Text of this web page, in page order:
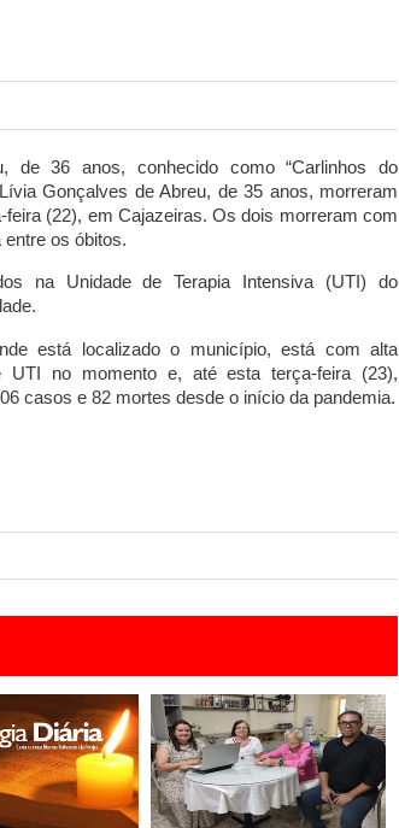
de 36 anos, conhecido como “Carlinhos do
Gonçalves de Abreu, de 35 anos, morreram
feira (22), em Cajazeiras. Os dois morreram com
os óbitos.
na Unidade de Terapia Intensiva (UTI) do
está localizado o município, está com alta
UTI no momento e, até esta terça-feira (23),
casos e 82 mortes desde o início da pandemia.